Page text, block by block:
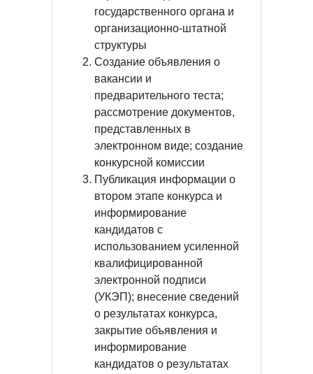
государственного органа и
организационно-штатной
структуры
Создание объявления о
вакансии и
предварительного теста;
рассмотрение документов,
представленных в
электронном виде; создание
конкурсной комиссии
Публикация информации о
втором этапе конкурса и
информирование
кандидатов с
использованием усиленной
квалифицированной
электронной подписи
(УКЭП); внесение сведений
о результатах конкурса,
закрытие объявления и
информирование
кандидатов о результатах